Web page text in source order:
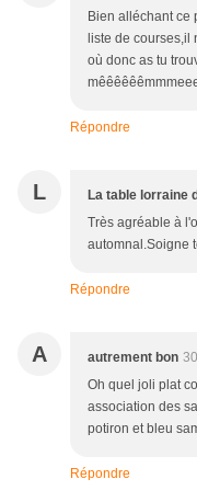
Bien alléchant ce
liste de courses,il
où donc as tu
Répondre
L La table lorraine
Très agréable à
automnal.Soigne
Répondre
A autrement bon
Oh quel joli plat
association des
potiron et bleu
Répondre